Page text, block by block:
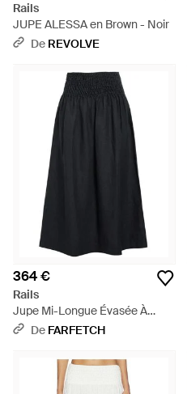
Rails
JUPE ALESSA en Brown - Noir
De REVOLVE
364 €
Rails
Jupe Mi-Longue Évasée À
Taille Froncée - Noir
De FARFETCH